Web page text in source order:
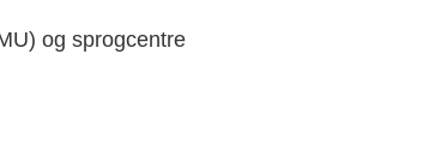
og sprogcentre